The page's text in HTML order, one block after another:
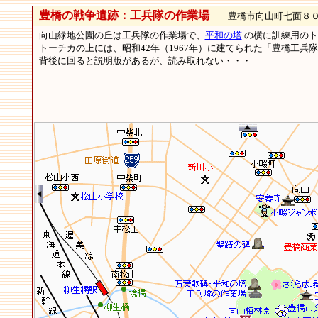
豊橋の戦争遺跡：工兵隊の作業場豊橋市向山町七面８
向山緑地公園の丘は工兵隊の作業場で、 平和の塔の横に訓練用の
トーチカの上には、昭和42年（1967年）に建てられた「豊橋工兵
背後に回ると説明版があるが、読み取れない・・・